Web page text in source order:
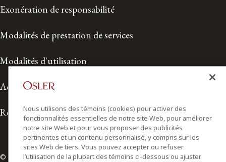
Exonération de responsabilité
Modalités de prestation de services
Modalités d'utilisation
Accessibilité
Relations avec les médias
© 2026 Osler, Hoskin & Harcourt S.E.N.C.R.L./s.r.l.
Nous utilisons des témoins (cookies) pour activer des
fonctionnalités essentielles de notre site Web, pour améliorer
notre site Web et pour vous proposer des publicités
pertinentes et un contenu personnalisé, y compris sur les
sites Web de tiers. Vous pouvez accepter ou refuser
l’utilisation de la plupart des témoins ci-dessous ou ajuster